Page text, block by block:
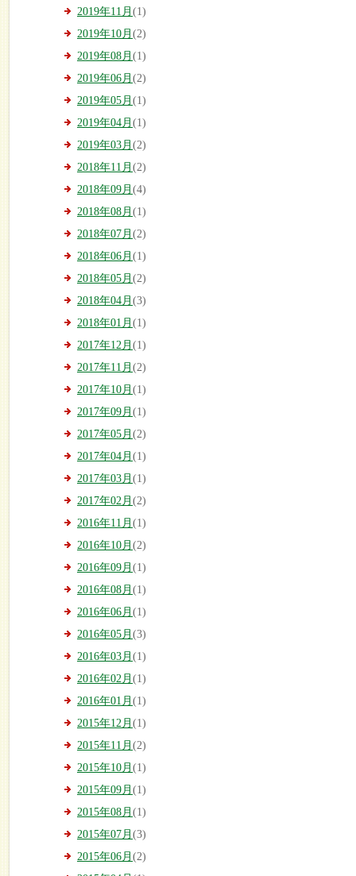
2019年11月 (1)
2019年10月 (2)
2019年08月 (1)
2019年06月 (2)
2019年05月 (1)
2019年04月 (1)
2019年03月 (2)
2018年11月 (2)
2018年09月 (4)
2018年08月 (1)
2018年07月 (2)
2018年06月 (1)
2018年05月 (2)
2018年04月 (3)
2018年01月 (1)
2017年12月 (1)
2017年11月 (2)
2017年10月 (1)
2017年09月 (1)
2017年05月 (2)
2017年04月 (1)
2017年03月 (1)
2017年02月 (2)
2016年11月 (1)
2016年10月 (2)
2016年09月 (1)
2016年08月 (1)
2016年06月 (1)
2016年05月 (3)
2016年03月 (1)
2016年02月 (1)
2016年01月 (1)
2015年12月 (1)
2015年11月 (2)
2015年10月 (1)
2015年09月 (1)
2015年08月 (1)
2015年07月 (3)
2015年06月 (2)